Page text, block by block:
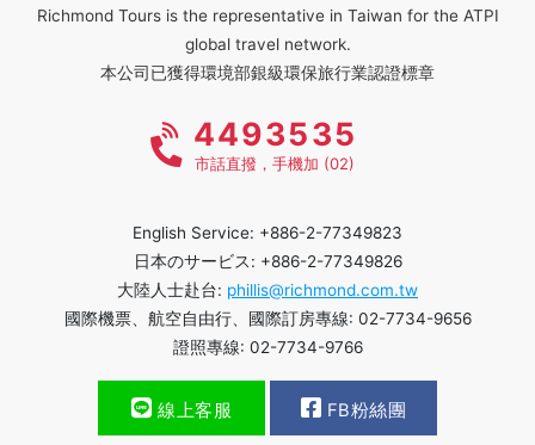
Richmond Tours is the representative in Taiwan for the ATPI
global travel network.
本公司已獲得環境部銀級環保旅行業認證標章
4493535
市話直撥，手機加 (02)
English Service: +886-2-77349823
日本のサービス: +886-2-77349826
大陸人士赴台: phillis@richmond.com.tw
國際機票、航空自由行、國際訂房專線: 02-7734-9656
證照專線: 02-7734-9766
線上客服 FB粉絲團